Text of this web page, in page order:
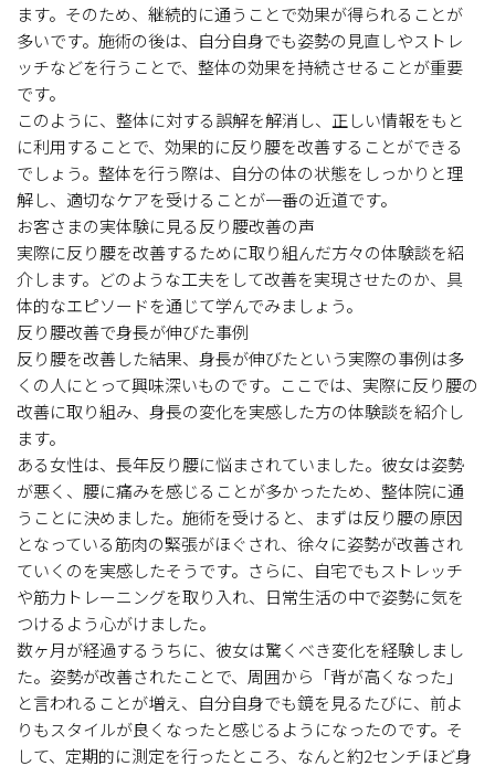
ます。そのため、継続的に通うことで効果が得られることが
多いです。施術の後は、自分自身でも姿勢の見直しやストレ
ッチなどを行うことで、整体の効果を持続させることが重要
です。
このように、整体に対する誤解を解消し、正しい情報をもと
に利用することで、効果的に反り腰を改善することができる
でしょう。整体を行う際は、自分の体の状態をしっかりと理
解し、適切なケアを受けることが一番の近道です。
お客さまの実体験に見る反り腰改善の声
実際に反り腰を改善するために取り組んだ方々の体験談を紹
介します。どのような工夫をして改善を実現させたのか、具
体的なエピソードを通じて学んでみましょう。
反り腰改善で身長が伸びた事例
反り腰を改善した結果、身長が伸びたという実際の事例は多
くの人にとって興味深いものです。ここでは、実際に反り腰の
改善に取り組み、身長の変化を実感した方の体験談を紹介し
ます。
ある女性は、長年反り腰に悩まされていました。彼女は姿勢
が悪く、腰に痛みを感じることが多かったため、整体院に通
うことに決めました。施術を受けると、まずは反り腰の原因
となっている筋肉の緊張がほぐされ、徐々に姿勢が改善され
ていくのを実感したそうです。さらに、自宅でもストレッチ
や筋力トレーニングを取り入れ、日常生活の中で姿勢に気を
つけるよう心がけました。
数ヶ月が経過するうちに、彼女は驚くべき変化を経験しまし
た。姿勢が改善されたことで、周囲から「背が高くなった」
と言われることが増え、自分自身でも鏡を見るたびに、前よ
りもスタイルが良くなったと感じるようになったのです。そ
して、定期的に測定を行ったところ、なんと約2センチほど身